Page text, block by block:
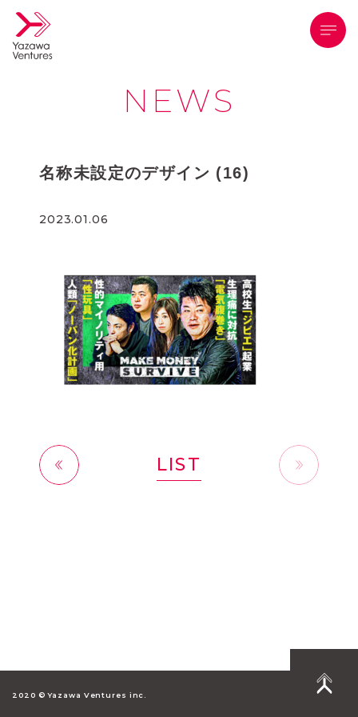
NEWS
名称未設定のデザイン (16)
2023.01.06
前へ LIST
2020 © Yazawa Ventures inc.
メニ